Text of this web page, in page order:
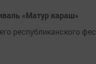
«Матур караш»
республиканского